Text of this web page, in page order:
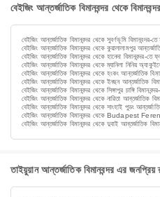
বেইজিং আন্তর্জাতিক বিমানবন্দর থেকে
বেইজিং আন্তর্জাতিক বিমানবন্দর থেকে সুবর্ণভূমি বিমানবন্দর-
বেইজিং আন্তর্জাতিক বিমানবন্দর থেকে কুয়ালালামপুর
বেইজিং আন্তর্জাতিক বিমানবন্দর থেকে হানেদা বিমানবন্দর-তে
বেইজিং আন্তর্জাতিক বিমানবন্দর থেকে ম্যানিলা নিনিয়
বেইজিং আন্তর্জাতিক বিমানবন্দর থেকে হংকং আন্তর্জাতিক
বেইজিং আন্তর্জাতিক বিমানবন্দর থেকে ইনছন আন্তর্জাতিক
বেইজিং আন্তর্জাতিক বিমানবন্দর থেকে সিঙ্গাপুর চাঙ্গি
বেইজিং আন্তর্জাতিক বিমানবন্দর থেকে নারিতা আন্তর্জাতিক
বেইজিং আন্তর্জাতিক বিমানবন্দর থেকে সাংহাই পুডং
বেইজিং আন্তর্জাতিক বিমানবন্দর থেকে Budapest
বেইজিং আন্তর্জাতিক বিমানবন্দর থেকে দুবাই আন্তর্জাতিক
তাইয়ুয়ান আন্তর্জাতিক বিমানবন্দর এর জনপ্রিয়